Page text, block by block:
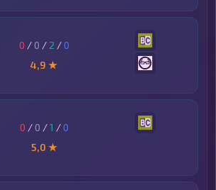
0 / 0 / 2 /0
4,9 ★
0 / 0 /1 /0
5,0 ★